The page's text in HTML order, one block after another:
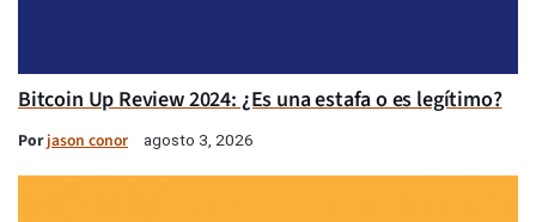
Bitcoin Up Review 2024: ¿Es una estafa o es legítimo?
Porjason conor agosto 3, 2026